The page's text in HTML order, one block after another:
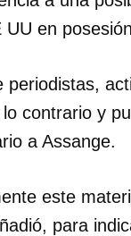
en
contrario y
a Assange.
este
para